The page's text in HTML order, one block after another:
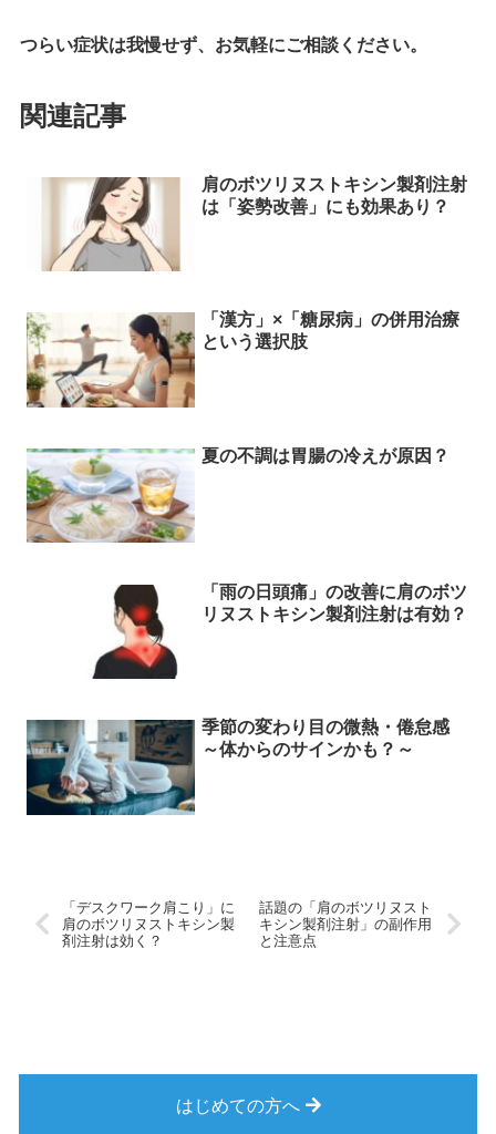
つらい症状は我慢せず、お気軽にご相談ください。
関連記事
肩のボツリヌストキシン製剤注射
は「姿勢改善」にも効果あり？
「漢方」×「糖尿病」の併用治療
という選択肢
夏の不調は胃腸の冷えが原因？
「雨の日頭痛」の改善に肩のボツ
リヌストキシン製剤注射は有効？
季節の変わり目の微熱・倦怠感
～体からのサインかも？～
「デスクワーク肩こり」に
肩のボツリヌストキシン製
剤注射は効く？
話題の「肩のボツリヌスト
キシン製剤注射」の副作用
と注意点
はじめての方へ